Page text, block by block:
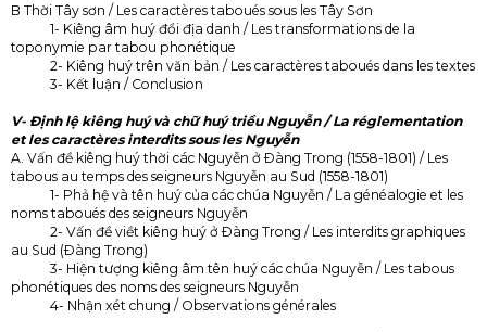
B Thời Tây sơn / Les caractères taboués sous les Tây Sơn
1- Kiêng âm huý đổi địa danh / Les transformations de la
toponymie par tabou phonétique
2- Kiêng huý trên văn bản / Les caractères taboués dans les textes
3- Kết luận / Conclusion
V- Định lệ kiêng huý và chữ huý triều Nguyễn / La réglementation
et les caractères interdits sous les Nguyễn
A. Vấn đề kiêng huý thời các Nguyễn ở Ðàng Trong (1558-1801) / Les
tabous au temps des seigneurs Nguyễn au Sud (1558-1801)
1- Phả hệ và tên huý của các chúa Nguyễn / La généalogie et les
noms taboués des seigneurs Nguyễn
2- Vấn đề viềt kiêng huý ở Ðàng Trong / Les interdits graphiques
au Sud (Ðàng Trong)
3- Hiện tượng kiêng âm tên huý các chúa Nguyễn / Les tabous
phonétiques des noms des seigneurs Nguyễn
4- Nhận xét chung / Observations générales